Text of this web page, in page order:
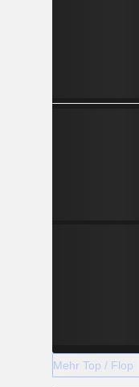
Mehr Top / Flop